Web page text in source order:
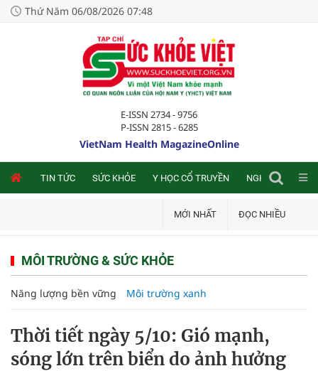
Thứ Năm 06/08/2026 07:48
E-ISSN 2734 - 9756
P-ISSN 2815 - 6285
VietNam Health MagazineOnline
TIN TỨC SỨC KHỎE Y HỌC CỔ TRUYỀN NGHIÊN CỨU
MỚI NHẤT ĐỌC NHIỀU
MÔI TRƯỜNG & SỨC KHỎE
Năng lượng bền vững Môi trường xanh
Thời tiết ngày 5/10: Gió mạnh,
sóng lớn trên biển do ảnh hưởng